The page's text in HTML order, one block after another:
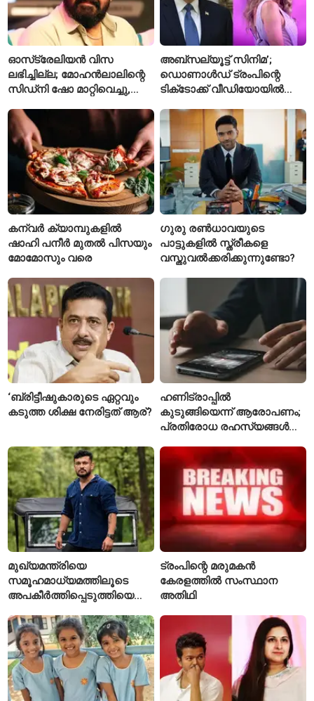
ഓസ്‌ട്രേലിയൻ വിസ
ലഭിച്ചില്ല; മോഹൻലാലിന്റെ
സിഡ്‌നി ഷോ മാറ്റിവെച്ചു,
ചോദിച്ച് താരം
അബ്സല്യൂട്ട് സിനിമ’;
ഡൊണാൾഡ് ട്രംപിന്റെ
ടിക്‌ടോക്ക് വീഡിയോയിൽ
‘August’ നീക്കം ചെയ്തു
കന്വർ ക്യാമ്പുകളിൽ
ഷാഹി പനീർ മുതൽ പിസയും
മോമോസും വരെ
ഗുരു രൺധാവയുടെ
പാട്ടുകളിൽ സ്ത്രീകളെ
വസ്തുവൽക്കരിക്കുന്നുണ്ടോ?
‘ബ്രിട്ടീഷുകാരുടെ ഏറ്റവും
കടുത്ത ശിക്ഷ നേരിട്ടത് ആര്?
ഹണിട്രാപ്പിൽ
കുടുങ്ങിയെന്ന് ആരോപണം;
പ്രതിരോധ രഹസ്യങ്ങൾ
വിങ് കമാൻഡർ അറസ്റ്റിൽ
മുഖ്യമന്ത്രിയെ
സമൂഹമാധ്യമത്തിലൂടെ
അപകീർത്തിപ്പെടുത്തിയെന്ന്
ആയങ്കിക്കെതിരെ പുതിയ
കേസ്
ട്രംപിന്റെ മരുമകൻ
കേരളത്തിൽ സംസ്ഥാന
അതിഥി